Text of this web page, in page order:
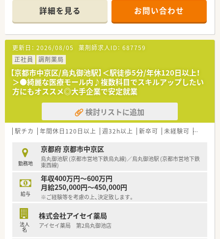
＊------------------------------------------＊
【店舗情報と応需状況について】
■円町駅から徒歩3分という好立地にあり、通勤がしやすく周辺
には便利な商業施設も揃っている魅力的な環境です。
■小児科メインの処方箋を1日20枚から30枚程度応需しており、
一人ひとりの患者様と丁寧に向き合うことができます。
■店舗には正社員の薬剤師が1名と事務スタッフが2名在籍して
おり、少人数で協力しながら日々の業務に取り組んでいます。
【法人特徴について】
■大阪府や京都府、兵庫県に複数の調剤薬局を展開しており、グ
ループ企業を含めて安定した経営基盤を持っています。
■代表は現場の意見を積極的に吸い上げて薬局運営に反映させ
る方針をとっており、風通しの良い組織風土が特徴です。
しいノルマを課すことなく地域医療に貢献しています。
【やりがい/おすすめポイント】
■経営層と現場の距離が近く、意見や要望を発信しやすい風通し
の良い環境で、薬局作りに直接関われるという実感を得られま
す。
■残業時間を削減するためのシフト管理が徹底されており、仕事
す。
■無理なノルマや過度な業務負担がなく、自分のペースで患者様
詳細を見る お問い合わせ
更新日： 2026/08/05 薬剤師求人ID： 687759
正社員
調剤薬局
【京都市中京区/烏丸御池駅】＜駅徒歩5分/年休120日以上！
＞●綺麗な医療モール内♪複数科目でスキルアップしたい
方にもオススメ◎大手企業で安定就業
検討リストに追加
駅チカ 年間休日120日以上 週32h以上 新卒可 未経験可 ブラン
勤務地
京都府 京都市中京区
烏丸御池駅 (京都市営地下鉄烏丸線)／烏丸御池駅 (京都市営地下鉄
東西線)
給与
年収400万円～600万円
月給250,000円～450,000円
※ご経験等を考慮の上、決定致します。
法人
名
株式会社アイセイ薬局
アイセイ薬局 第2烏丸御池店